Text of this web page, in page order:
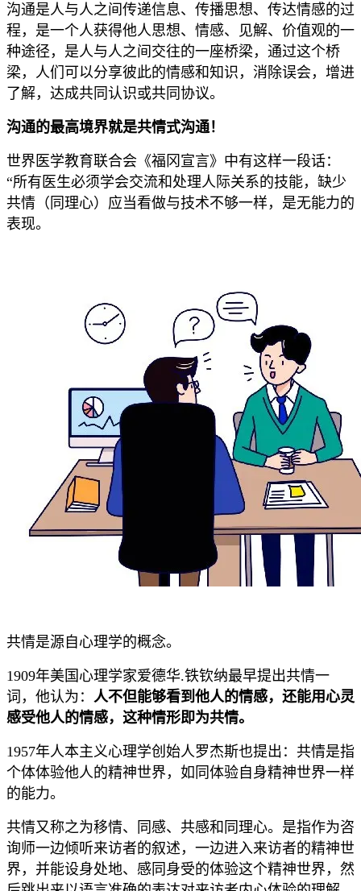
沟通是人与人之间传递信息、传播思想、传达情感的过
程，是一个人获得他人思想、情感、见解、价值观的一
种途径，是人与人之间交往的一座桥梁，通过这个桥
梁，人们可以分享彼此的情感和知识，消除误会，增进
了解，达成共同认识或共同协议。
沟通的最高境界就是共情式沟通！
世界医学教育联合会《福冈宣言》中有这样一段话：
“所有医生必须学会交流和处理人际关系的技能，缺少
共情（同理心）应当看做与技术不够一样，是无能力的
表现。
共情是源自心理学的概念。
1909年美国心理学家爱德华.铁钦纳最早提出共情一
词，他认为： 人不但能够看到他人的情感，还能用心灵
感受他人的情感，这种情形即为共情。
1957年人本主义心理学创始人罗杰斯也提出：共情是指
个体体验他人的精神世界，如同体验自身精神世界一样
的能力。
共情又称之为移情、同感、共感和同理心。是指作为咨
询师一边倾听来访者的叙述，一边进入来访者的精神世
界，并能设身处地、感同身受的体验这个精神世界，然